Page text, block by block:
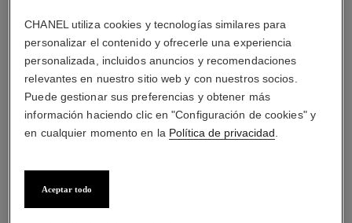
CHANEL utiliza cookies y tecnologías similares para
personalizar el contenido y ofrecerle una experiencia
personalizada, incluidos anuncios y recomendaciones
relevantes en nuestro sitio web y con nuestros socios.
Puede gestionar sus preferencias y obtener más
información haciendo clic en "Configuración de cookies" y
en cualquier momento en la Política de privacidad
Aceptar todo